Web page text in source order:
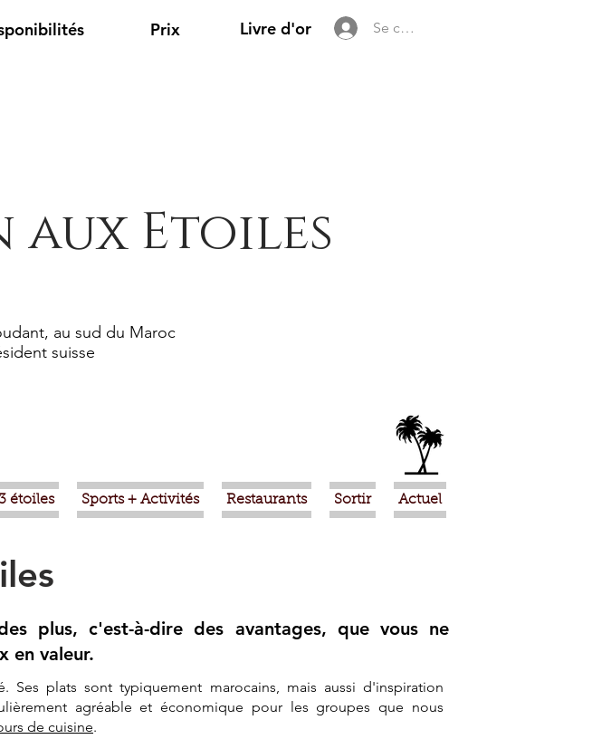
Prix Livre d'or Se connecter
aux Etoiles
au sud du Maroc
suisse
étoiles Sports + Activités Restaurants Sortir Actuel
plus, c'est-à-dire des avantages, que vous ne
en valeur.
Ses plats sont typiquement marocains, mais aussi d'inspiration
agréable et économique pour les groupes que nous
de cuisine.